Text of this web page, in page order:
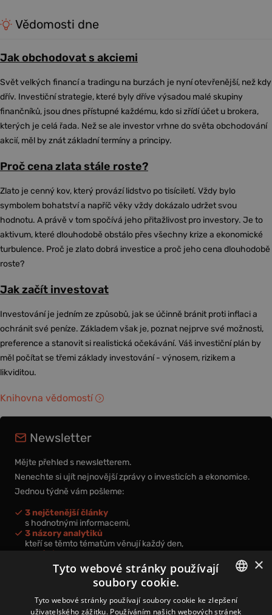
Vědomosti dne
Jak obchodovat s akciemi
Svět velkých financí a tradingu na burzách je nyní otevřenější, než kdy
dřív. Investiční strategie, které byly dříve výsadou malé skupiny
finančníků, jsou dnes přístupné každému, kdo si zřídí účet u brokera,
kterých je celá řada. Než se ale investor vrhne do světa obchodování
akcií, měl by znát základní termíny a principy.
Proč cena zlata stále roste?
Zlato je cenný kov, který provází lidstvo po tisíciletí. Vždy bylo
symbolem bohatství a napříč věky vždy dokázalo udržet svou
hodnotu. A právě v tom spočívá jeho přitažlivost pro investory. Je to
aktivum, které dlouhodobě obstálo přes všechny krize a ekonomické
turbulence. Proč je zlato dobrá investice a proč jeho cena dlouhodobě
roste?
Jak začít investovat
Investování je jedním ze způsobů, jak se účinně bránit proti inflaci a
ochránit své peníze. Základem však je, poznat nejprve své možnosti,
preference a stanovit si realistická očekávání. Váš investiční plán by
měl počítat se třemi základy investování - výnosem, rizikem a
likviditou.
Knihovna vědomostí
Newsletter
Mějte přehled s newsletterem.
Nenechte si ujít nejnovější zprávy o investicích a ekonomice.
Jednou týdně vám pošleme:
3 nejčtenější články
s hodnotnými informacemi,
3 názory analytiků
kteří se těmto tématům věnují každý den,
nová videa a podcasty
k prohloubení vašich znalostí.
CZECH
×
Tyto webové stránky používají
soubory cookie.
Tyto webové stránky používají soubory cookie ke zlepšení
uživatelského zážitku. Používáním našich webových stránek